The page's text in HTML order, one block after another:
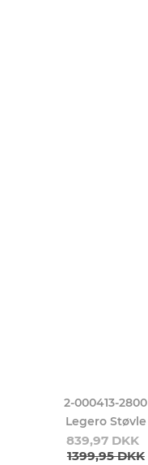
2-000413-2800
Legero Støvle
839,97 DKK
1399,95 DKK